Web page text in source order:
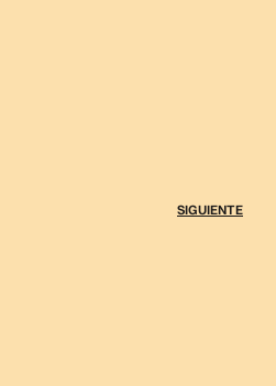
SIGUIENTE